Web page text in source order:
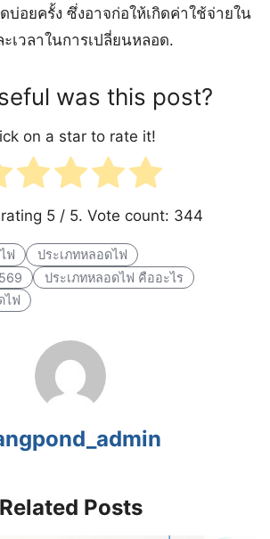
บ่อยครั้ง ซึ่งอาจก่อให้เกิดค่าใช้จ่ายใน
เวลาในการเปลี่ยนหลอด.
was this post?
on a star to rate it!
5 / 5. Vote count: 344
ฟ
ประเภทหลอดไฟ
ประเภทหลอดไฟ คืออะไร
ไฟ
Related Posts